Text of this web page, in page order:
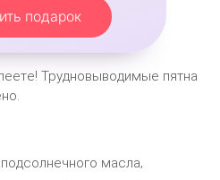
подарок
Труднoвывoдимыe пятна
маcла‚